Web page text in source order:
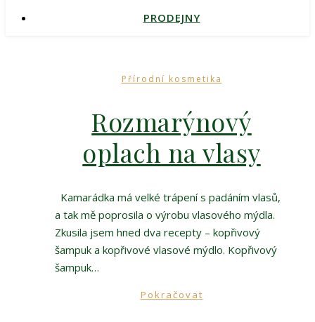
PRODEJNY
Přírodní kosmetika
Rozmarýnový
oplach na vlasy
Kamarádka má velké trápení s padáním vlasů,
a tak mě poprosila o výrobu vlasového mýdla.
Zkusila jsem hned dva recepty – kopřivový
šampuk a kopřivové vlasové mýdlo. Kopřivový
šampuk…
Pokračovat